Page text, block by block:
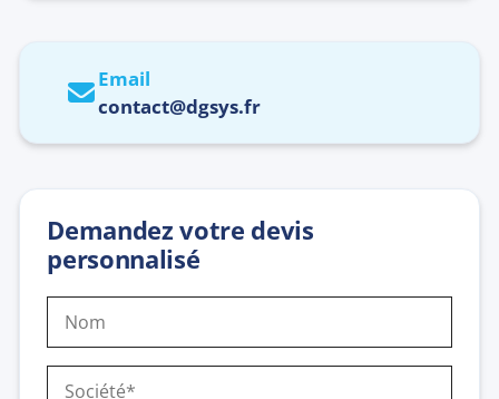
Email
contact@dgsys.fr
Demandez votre devis
personnalisé